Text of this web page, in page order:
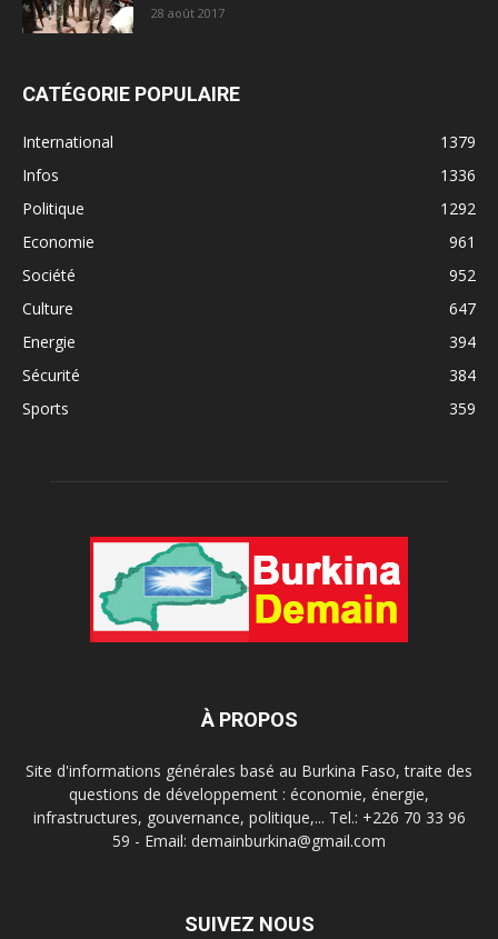
28 août 2017
CATÉGORIE POPULAIRE
International
1379
Infos
1336
Politique
1292
Economie
961
Société
952
Culture
647
Energie
394
Sécurité
384
Sports
359
À PROPOS
Site d'informations générales basé au Burkina Faso, traite des
questions de développement : économie, énergie,
infrastructures, gouvernance, politique,... Tel.: +226 70 33 96
59 - Email: demainburkina@gmail.com
SUIVEZ NOUS